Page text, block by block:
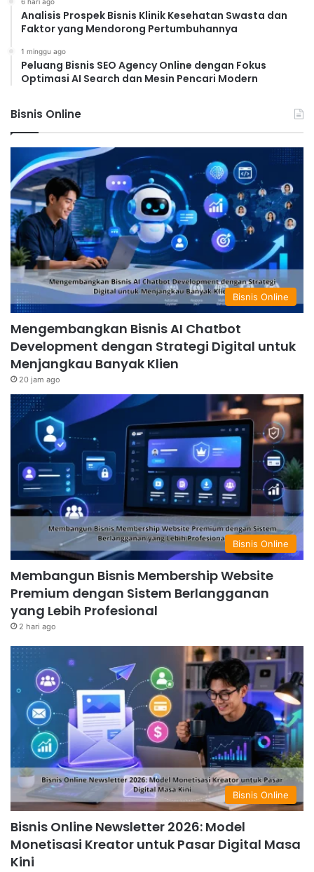
Analisis Prospek Bisnis Klinik Kesehatan Swasta dan
Faktor yang Mendorong Pertumbuhannya
1 minggu ago
Peluang Bisnis SEO Agency Online dengan Fokus
Optimasi AI Search dan Mesin Pencari Modern
Bisnis Online
Bisnis Online
Mengembangkan Bisnis AI Chatbot
Development dengan Strategi Digital untuk
Menjangkau Banyak Klien
20 jam ago
Bisnis Online
Membangun Bisnis Membership Website
Premium dengan Sistem Berlangganan
yang Lebih Profesional
2 hari ago
Bisnis Online
Bisnis Online Newsletter 2026: Model
Monetisasi Kreator untuk Pasar Digital Masa
Kini